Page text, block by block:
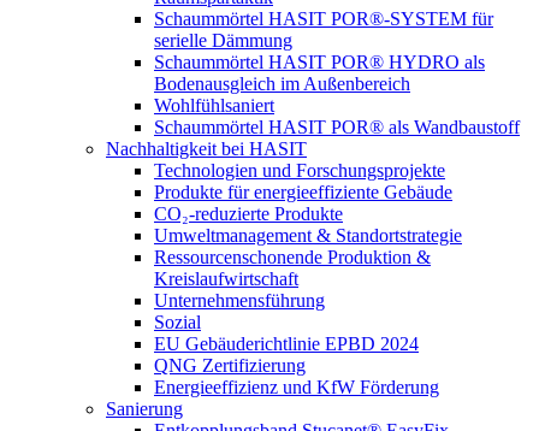
Schaummörtel HASIT POR®-SYSTEM für
serielle Dämmung
Schaummörtel HASIT POR® HYDRO als
Bodenausgleich im Außenbereich
Wohlfühlsaniert
Schaummörtel HASIT POR® als Wandbaustoff
Nachhaltigkeit bei HASIT
Technologien und Forschungsprojekte
Produkte für energieeffiziente Gebäude
CO₂-reduzierte Produkte
Umweltmanagement & Standortstrategie
Ressourcenschonende Produktion &
Kreislaufwirtschaft
Unternehmensführung
Sozial
EU Gebäuderichtlinie EPBD 2024
QNG Zertifizierung
Energieeffizienz und KfW Förderung
Sanierung